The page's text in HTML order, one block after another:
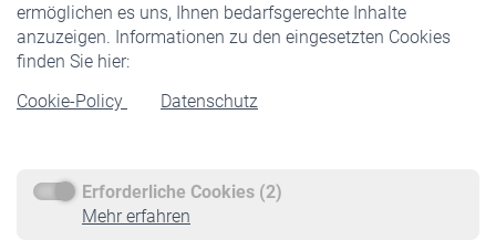
ermöglichen es uns, Ihnen bedarfsgerechte Inhalte
anzuzeigen. Informationen zu den eingesetzten Cookies
finden Sie hier:
Cookie-Policy
Datenschutz
Erforderliche Cookies (2)
Mehr erfahren
Rentner
Rentenbeginn
Rente beantragen
Service
Informationen